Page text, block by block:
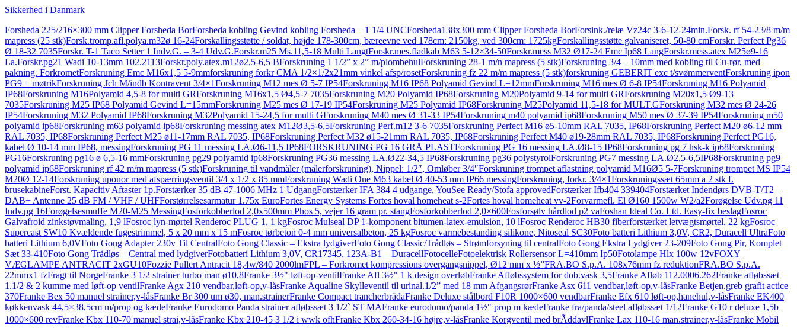
Sikkerhed i Danmark
Forsheda 225/216×300 mm Clipper Forsheda BorForsheda kobling Gevind kobling Forsheda – 1 1/4 UNCForsheda138x300 mm Clipper Forsheda BorForsink./relæ Vz24c 3-6-12-24min.Forsk. rf 54-23/8 m/m
mapress (25 stk)Forsk.tromp.afl.polya.m32ø 16-24Forskallingsstøtte / soldat, højde 178-300cm, bæreevne ved 178cm: 2150kg, ved 300cm: 1725kgForskallingsstøtte galvaniseret, 50-80 cmForskr. Perfect Pg36
Ø 18-32 7035Forskr. T-1 Taco Setter 1 Indv.G. – 3-4 Udv.G.Forskr.m25 Ms.11,5-18 Multi LangtForskr.mes.fladkab M63 5-12×34-50Forskr.mess M32 Ø17-24 Emc Ip68 LangForskr.mess.atex M25ø9-16
La.Forskr.pg21 Wadi 10-13mm 102.2113Forskr.poly.atex.m12ø2,5-6,5 BForskruning 1 1/2” x 2” m/plombehulForskruning 28-1 m/n mapress (5 stk)Forskruning 3/4 – 10mm med kobling til Cu-rør, med
pakning. ForkrometForskruning Emc M16x1,5 5-9mmforskruning forkr CMA 1/2×1/2x21mm vinkel afsp/rosetForskruning fz 22 m/m mapress (5 stk)forskruning GEBERIT exc t/svømmerventForskruning ipon
PG9 + møtrikForskruning Jch M/indb Kontravent 3/4×1Forskruning M12 mes Ø 5-7 IP54Forskruning M16 IP68 Polyamid Gevind L=12mmForskruning M16 mes Ø 6-8 IP54Forskruning M16 Polyamid
IP68Forskruning M16Polyamid 4,5-8 for multi GRForskruning M16x1,5 Ø4,5-7 7035Forskruning M20 Polyamid IP68Forskruning M20Polyamid 9-14 for multi GRForskruning M20x1,5 Ø9-13
7035Forskruning M25 IP68 Polyamid Gevind L=15mmForskruning M25 mes Ø 17-19 IP54Forskruning M25 Polyamid IP68Forskruning M25Polyamid 11,5-18 for MULT.GForskruning M32 mes Ø 24-26
IP54Forskruning M32 Polyamid IP68Forskruning M32Polyamid 15-24,5 for multi GForskruning M40 mes Ø 31-33 IP54Forskruning m40 polyamid ip68Forskruning M50 mes Ø 37-39 IP54Forskruning m50
polyamid ip68Forskruning m63 polyamid ip68Forskruning messing atex M12Ø3,5-6,5Forskruning Perf.m12 3-6 7035Forskruning Perfect M16 ø5-10mm RAL 7035, IP68Forskruning Perfect M20 ø6-12 mm
RAL 7035, IP68Forskruning Perfect M25 ø11-17mm RAL 7035, IP68Forskruning Perfect M32 ø15-21mm RAL 7035, IP68Forskruning Perfect M40 ø19-28mm RAL 7035, IP68Forskruning Perfect PG16,
kabel Ø 10-14 mm IP68, messingForskruning PG 11 messing LA.Ø6-11,5 IP68FORSKRUNING PG 16 GRÅ PLASTForskruning PG 16 messing LA.Ø8-15 IP68Forskruning pg 7 hsk-k ip68Forskruning
PG16Forskruning pg16 ø 6,5-16 mmForskruning pg29 polyamid ip68Forskruning PG36 messing LA.Ø22-34,5 IP68Forskruning pg36 polystyrolForskruning PG7 messing LA.Ø2,5-6,5IP68Forskruning pg9
polyamid ip68Forskruning rf 42 m/m mapress (5 stk)Forskruning til vandmåler (målerforskruning), Nippel: 1/2″, Omløber 3/4″Forskruning trompet aflastning polyamid M16Ø5 5-7Forskruning trompet MS IP54
M20Ø 12-14Forskruning uponor med afspærringsventil 3/4 x 1/2 x 85 mmForskruning Wadi One M63 kabel Ø 40-53 mm IP66 messingForskruning, forkr. 3/4×1Forskruningssæt 65mm a 2 stk f.
brusekabineForst. Kapacitiv Aftaster 1p.Forstærker 35 dB 47-1006 MHz 1 UdgangForstærker IFA 384 4 udgange, YouSee Ready/Stofa approvedForstærker Ifb404 339404Forstærket Indendørs DVB-T/T2 –
DAB+ Antenne 25 dB FM / VHF / UHFForstørrelsesarmatur 1.75x EuroFortes Energy Systems Fortes hoval homeheat s-2Fortes hoval homeheat vv-2Forvarmefl. El Ø160 1500w W2/a2Forøgelse Udv.pg 11
Indv.pg 16Forøgelsesmuffe M20-M25 MessingFosforkobberlod 2,0x500mm Phos 5, vejer 16 gram pr. stangFosforkobberlod 2,0×600Fosforsølv hårdlod p2 vaFoshan Ideal Co. Ltd. Easy-fix beslagFosroc
Galvafroid zinkstøvmaling, 1,9 lFosroc lyn-mørtel Renderoc PLUG 1, 1 kgFosroc Mulseal DP 1-komponent bitumen-latex-emulsion, 10 lFosroc Renderoc HB30 fiberforstærket letvægtsmørtel, 22 kgFosroc
Supercast SW10 Kvældende fugestrimmel, 5 x 20 mm x 15 mFosroc tørbeton 0-4 mm universalbeton, 25 kgFosroc varmebestanding silikone, Nitoseal SC30Foto batteri Lithium 3,0V, CR2, Duracell UltraFoto
batteri Lithium 6,0VFoto Gong Adapter 230v Til CentralFoto Gong Classic – Ekstra lydgiverFoto Gong Classic/Trådløs – Strømforsyning til centralFoto Gong Ekstra Lydgiver 23-209Foto Gong Pir, Komplet
Sæt 33-410Foto Gong Trådløs – Central med lydgiverFotobatteri Lithium 3,0V, CR17345, 123A-B1 – DuracellFotocelleFotoelektrisk Rollersensor L=410mm Ip50Fotolampe Hlx 100w 12vFOXY
VÆGLAMPE ANTRACIT 2xGU10Fozzie Pullert Antracit 18,4w/840 2000lmFPL – Forkromet kompressions overgangsnippel, Ø12 mm x ½”FRA.BO S.p.A. 108x76mm fz reduktionFRA.BO S.p.A.
22mmx1 fzFragt til NorgeFranke 3 1/2 strainer turbo man ø10,8Franke 3½" løft-op-ventilFranke Afl 3½" 1 k design overløbFranke Afløbssystem for dob.vask 3,5Franke Afløb 112.0006.262Franke afløbssæt
1.1/2 & 2 kumme med løft-op ventilFranke Agx 210 vendbar,løft-op,v-låsFranke Aqualine Skylleventil til urinal.1/2” med 18 mm AfgangsrørFranke Asx 611 vendbar,løft-op,v-låsFranke Betjen.greb grafit actice
370Franke Bex 50 manuel strainer,v-låsFranke Br 300 um ø30, man.strainerFranke Compact trancherbrädaFranke Deluxe stålbord F10R 1000×600 vendbarFranke Efx 610 løft-op,hanehul,v-låsFranke EK400
køkkenvask 44,5×38,5cm m/prop og kædeFranke Eurodomo Panda strainer afløbssæt 3 1/2` ST MAFranke eurodomo/panda 1½" prop m kædeFranke fra/panda/steel afløbssæt 1/12Franke G10 r deluxe 1,5b
1000×600 revFranke Kbx 110-70 manuel strai,v-låsFranke Kbx 210-45 3 1/2 i wwk ofhFranke Kbx 260-34-16 højre,v-låsFranke Korgventil med brÃddavlFranke Lax 110-16 man.strainer,v-låsFranke Mobil